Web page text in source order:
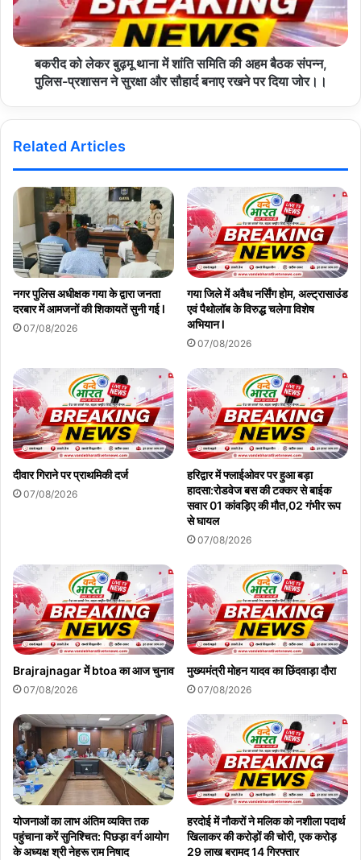
बकरीद को लेकर बुढ़मू थाना में शांति समिति की अहम बैठक संपन्न,
पुलिस-प्रशासन ने सुरक्षा और सौहार्द बनाए रखने पर दिया जोर।।
Related Articles
नगर पुलिस अधीक्षक गया के द्वारा जनता
दरबार में आमजनों की शिकायतें सुनी गई l
07/08/2026
गया जिले में अवैध नर्सिंग होम, अल्ट्रासाउंड
एवं पैथोलॉब के विरुद्ध चलेगा विशेष
अभियान l
07/08/2026
दीवार गिराने पर प्राथमिकी दर्ज
07/08/2026
हरिद्वार में फ्लाईओवर पर हुआ बड़ा
हादसा:रोडवेज बस की टक्कर से बाईक
सवार 01 कांवड़िए की मौत,02 गंभीर रूप
से घायल
07/08/2026
Brajrajnagar में btoa का आज चुनाव
07/08/2026
मुख्यमंत्री मोहन यादव का छिंदवाड़ा दौरा
07/08/2026
योजनाओं का लाभ अंतिम व्यक्ति तक
पहुंचाना करें सुनिश्चित: पिछड़ा वर्ग आयोग
के अध्यक्ष श्री नेहरू राम निषाद
हरदोई में नौकरों ने मलिक को नशीला पदार्थ
खिलाकर की करोड़ों की चोरी, एक करोड़
29 लाख बरामद 14 गिरफ्तार